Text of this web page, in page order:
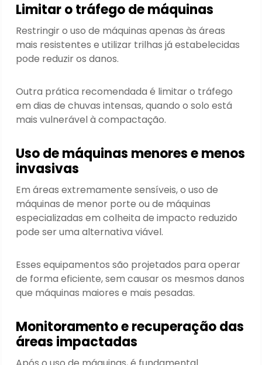
Limitar o tráfego de máquinas
Restringir o uso de máquinas apenas às áreas
mais resistentes e utilizar trilhas já estabelecidas
pode reduzir os danos.
Outra prática recomendada é limitar o tráfego
em dias de chuvas intensas, quando o solo está
mais vulnerável à compactação.
Uso de máquinas menores e menos
invasivas
Em áreas extremamente sensíveis, o uso de
máquinas de menor porte ou de máquinas
especializadas em colheita de impacto reduzido
pode ser uma alternativa viável.
Esses equipamentos são projetados para operar
de forma eficiente, sem causar os mesmos danos
que máquinas maiores e mais pesadas.
Monitoramento e recuperação das
áreas impactadas